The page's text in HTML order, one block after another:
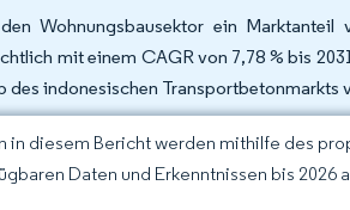
Wohnungsbausektor ein
mit einem CAGR von 7,78 % bis
des indonesischen Transportbetonmarkts
in diesem Bericht werden mithilfe des
Daten und Erkenntnissen bis 2026